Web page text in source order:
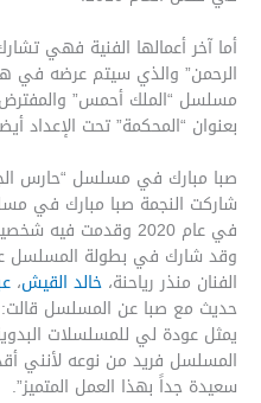
أما آخر أعمالها الفنية فهي
بعنوان “المحكمة” تحت الإعداد أيضاً
صبا مبارك في مسلسل “حارس
شاركت النجمة صبا مبارك في
في عام 2020 وقدمت
وقد شارك في بطولة المسلسل
الفنان منذر رياحنة، خالد القيش،
حديث مع صبا عن المسلسل
يمثل عودة لي للمسلسلات
المسلسل فريد من نوعه لأنني
سعيدة جداً بهذا العمل المتميز”.